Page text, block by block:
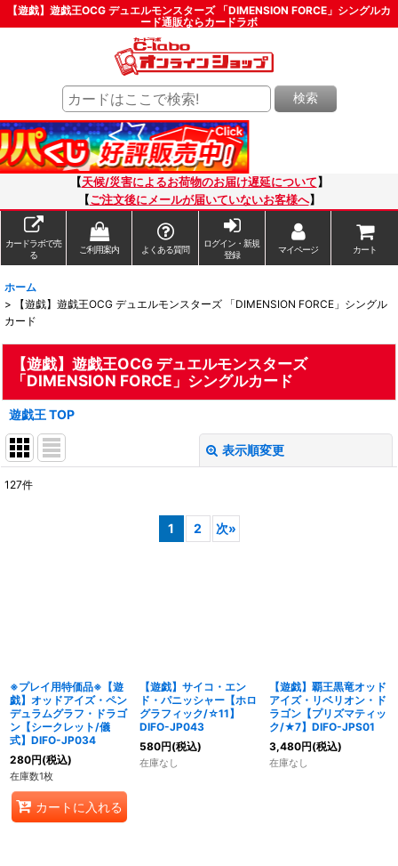
【遊戯】遊戯王OCG デュエルモンスターズ 「DIMENSION FORCE」シングルカ
ード通販ならカードラボ
検索
【天候/災害によるお荷物のお届け遅延について 】
【ご注文後にメールが届いていないお客様へ】
カードラボで売
る
ご利用案内 よくある質問
ログイン・新規
登録
マイページ カート
ホーム
>
【遊戯】遊戯王OCG デュエルモンスターズ 「DIMENSION FORCE」シングル
カード
【遊戯】遊戯王OCG デュエルモンスターズ
「DIMENSION FORCE」シングルカード
遊戯王 TOP
表示順変更
127件
1 2 次»
※プレイ用特価品※【遊
戯】オッドアイズ・ペン
デュラムグラフ・ドラゴ
ン【シークレット/儀
式】DIFO-JP034
280円(税込)
在庫数1枚
カートに入れる
【遊戯】サイコ・エン
ド・パニッシャー【ホロ
グラフィック/☆11】
DIFO-JP043
580円(税込)
在庫なし
【遊戯】覇王黒竜オッド
アイズ・リベリオン・ド
ラゴン【プリズマティッ
ク/★7】DIFO-JPS01
3,480円(税込)
在庫なし